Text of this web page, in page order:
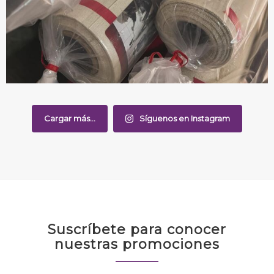
Cargar más... Síguenos en Instagram
Suscríbete para conocer
nuestras promociones